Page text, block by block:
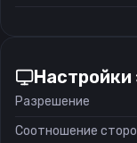
Настройки
Разрешение
Соотношение